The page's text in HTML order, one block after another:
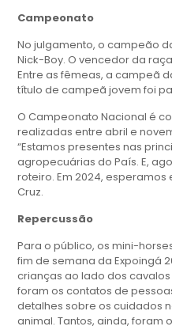
Campeonato
No julgamento, o campeão
Nick-Boy. O vencedor da
Entre as fêmeas, a campeã
título de campeã jovem foi
O Campeonato Nacional é
realizadas entre abril e
“Estamos presentes nas
agropecuárias do País. E,
roteiro. Em 2024, esperamos
Cruz.
Repercussão
Para o público, os mini-
fim de semana da Expoingá
crianças ao lado dos
foram os contatos de
detalhes sobre os cuidados
animal. Tantos, ainda, foram